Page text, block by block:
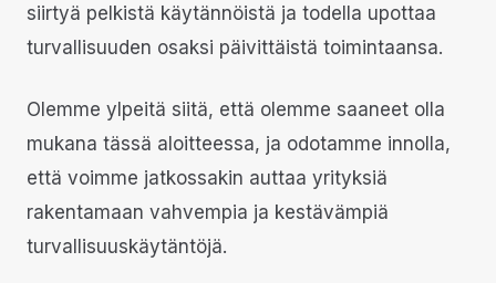
siirtyä pelkistä käytännöistä ja todella upottaa
turvallisuuden osaksi päivittäistä toimintaansa.
Olemme ylpeitä siitä, että olemme saaneet olla
mukana tässä aloitteessa, ja odotamme innolla,
että voimme jatkossakin auttaa yrityksiä
rakentamaan vahvempia ja kestävämpiä
turvallisuuskäytäntöjä.